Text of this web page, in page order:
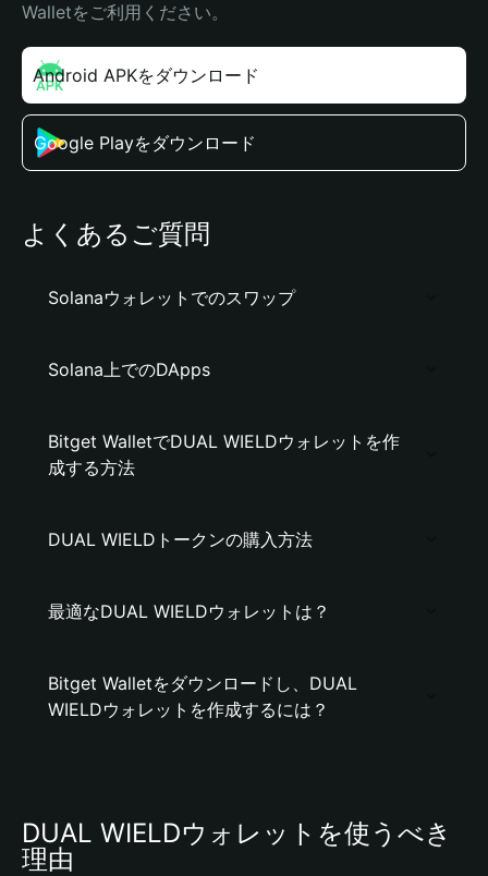
Walletをご利用ください。
Android APKをダウンロード
Google Playをダウンロード
よくあるご質問
Solanaウォレットでのスワップ
Solana上でのDApps
Bitget WalletでDUAL WIELDウォレットを作
成する方法
DUAL WIELDトークンの購入方法
最適なDUAL WIELDウォレットは？
Bitget Walletをダウンロードし、DUAL
WIELDウォレットを作成するには？
DUAL WIELDウォレットを使うべき
理由